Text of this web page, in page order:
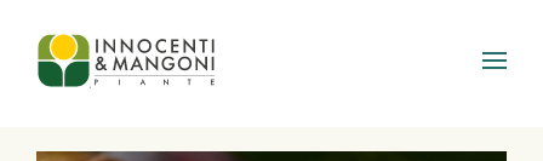
Skip to main content